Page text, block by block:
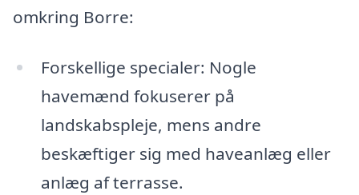
omkring Borre:
Forskellige specialer: Nogle
havemænd fokuserer på
landskabspleje, mens andre
beskæftiger sig med haveanlæg eller
anlæg af terrasse.